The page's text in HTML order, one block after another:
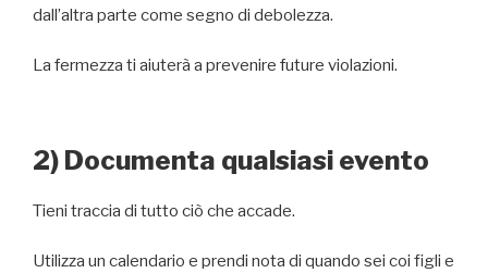
dall’altra parte come segno di debolezza.
La fermezza ti aiuterà a prevenire future violazioni.
2) Documenta qualsiasi evento
Tieni traccia di tutto ciò che accade.
Utilizza un calendario e prendi nota di quando sei coi figli e